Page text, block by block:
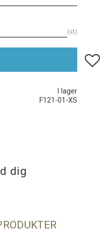
st
Lägg
I lager
F121-01-XS
dig